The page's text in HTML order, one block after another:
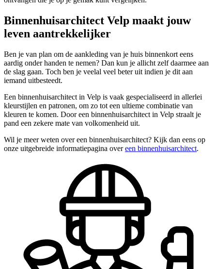
Binnenhuisarchitect Velp maakt jouw
leven aantrekkelijker
Ben je van plan om de aankleding van je huis binnenkort eens
aardig onder handen te nemen? Dan kun je allicht zelf daarmee aan
de slag gaan. Toch ben je veelal veel beter uit indien je dit aan
iemand uitbesteedt.
Een binnenhuisarchitect in Velp is vaak gespecialiseerd in allerlei
kleurstijlen en patronen, om zo tot een ultieme combinatie van
kleuren te komen. Door een binnenhuisarchitect in Velp straalt je
pand een zekere mate van volkomenheid uit.
Wil je meer weten over een binnenhuisarchitect? Kijk dan eens op
onze uitgebreide informatiepagina overeen binnenhuisarchitect.